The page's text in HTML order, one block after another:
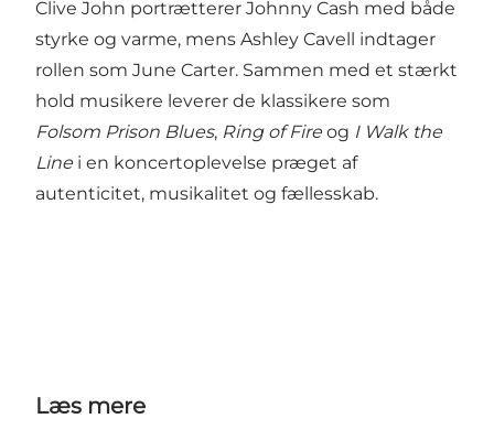
Clive John portrætterer Johnny Cash med både
styrke og varme, mens Ashley Cavell indtager
rollen som June Carter. Sammen med et stærkt
hold musikere leverer de klassikere som
Folsom Prison Blues, Ring of Fire og I Walk the
Line i en koncertoplevelse præget af
autenticitet, musikalitet og fællesskab.
Læs mere